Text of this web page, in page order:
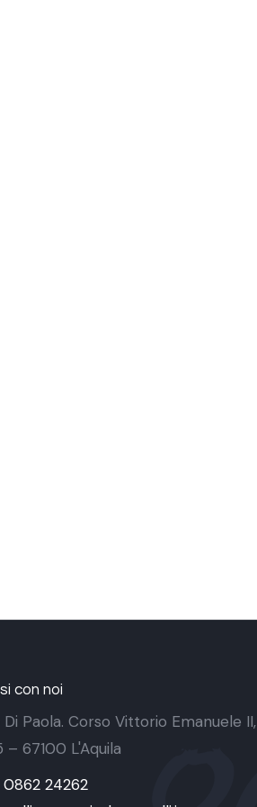
con noi
Di Paola. Corso Vittorio Emanuele II,
– 67100 L'Aquila
0862 24262